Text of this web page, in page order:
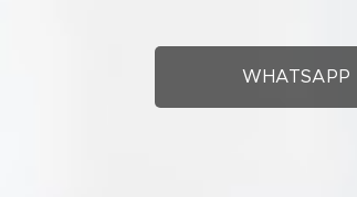
WHATSAPP